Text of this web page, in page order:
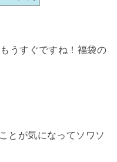
うすぐですね！福袋の
とが気になってソワソ